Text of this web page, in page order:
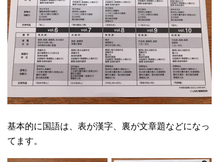
基本的に国語は、表が漢字、裏が文章題などになっ
てます。